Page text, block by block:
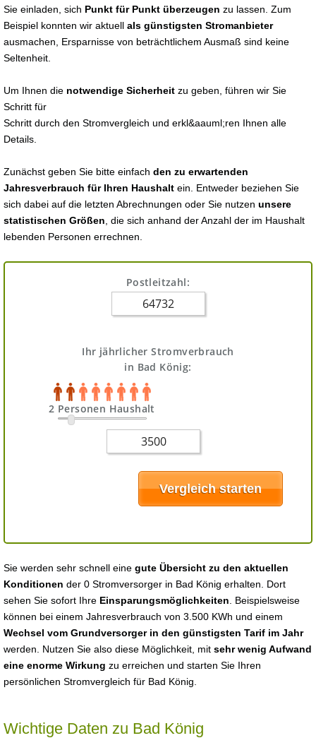
Sie einladen, sich Punkt für Punkt überzeugen zu lassen. Zum
Beispiel konnten wir aktuell als günstigsten Stromanbieter
ausmachen, Ersparnisse von beträchtlichem Ausmaß sind keine
Seltenheit.
Um Ihnen die notwendige Sicherheit zu geben, führen wir Sie
Schritt für
Schritt durch den Stromvergleich und erkl&aauml;ren Ihnen alle
Details.
Zunächst geben Sie bitte einfach den zu erwartenden
Jahresverbrauch für Ihren Haushalt ein. Entweder beziehen Sie
sich dabei auf die letzten Abrechnungen oder Sie nutzen unsere
statistischen Größen , die sich anhand der Anzahl der im Haushalt
lebenden Personen errechnen.
Postleitzahl:
Ihr jährlicher Stromverbrauch
in Bad König:
2 Personen Haushalt
Sie werden sehr schnell eine gute Übersicht zu den aktuellen
Konditionen der 0 Stromversorger in Bad König erhalten. Dort
sehen Sie sofort Ihre Einsparungsmöglichkeiten . Beispielsweise
können bei einem Jahresverbrauch von 3.500 KWh und einem
Wechsel vom Grundversorger in den günstigsten Tarif im Jahr
werden. Nutzen Sie also diese Möglichkeit, mit sehr wenig Aufwand
eine enorme Wirkung zu erreichen und starten Sie Ihren
persönlichen Stromvergleich für Bad König.
Wichtige Daten zu Bad König